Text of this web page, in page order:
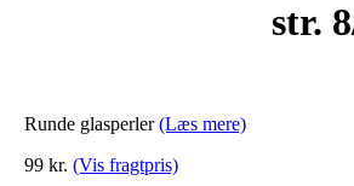
str.
Runde glasperler(Læs mere)
99 kr. (Vis fragtpris)